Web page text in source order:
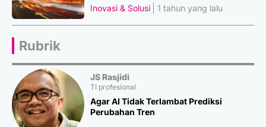
Inovasi & Solusi
1 tahun yang lalu
Rubrik
JS Rasjidi
TI profesional
Agar AI Tidak Terlambat Prediksi
Perubahan Tren